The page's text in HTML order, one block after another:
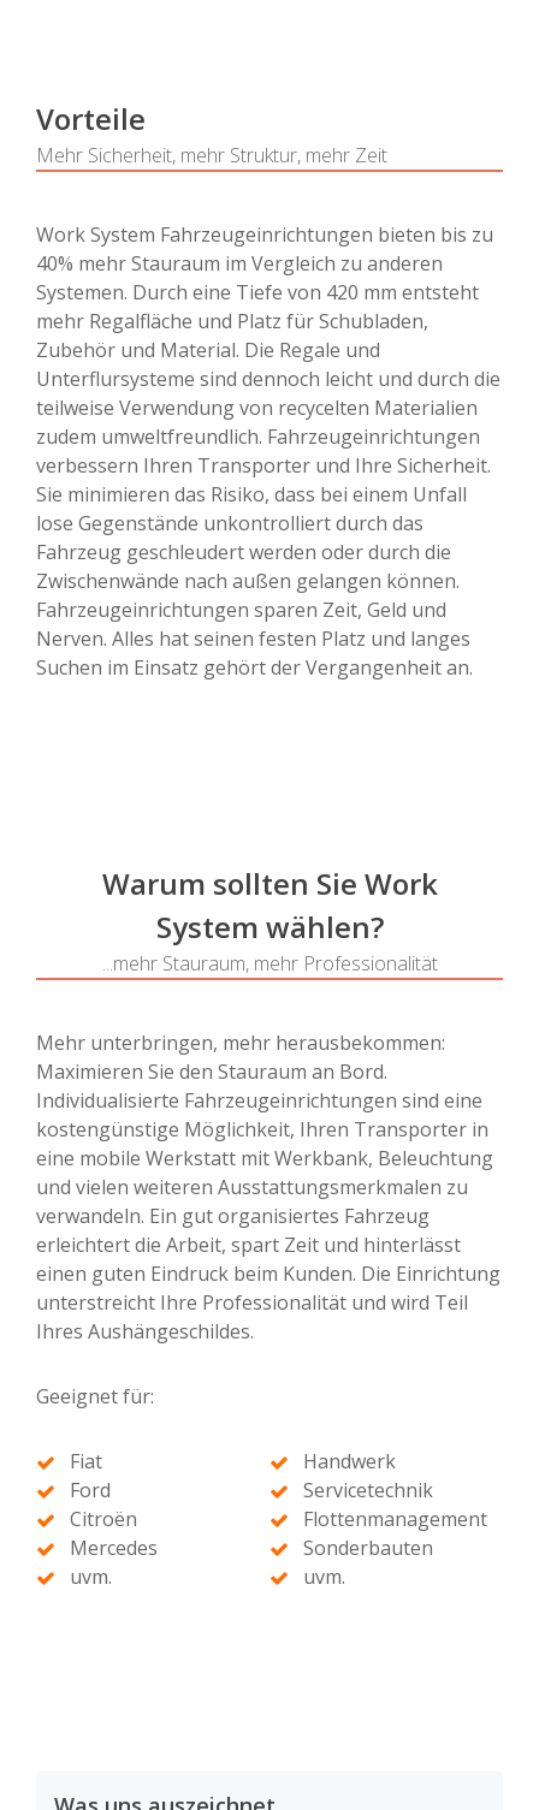
Vorteile
Mehr Sicherheit, mehr Struktur, mehr Zeit
Work System Fahrzeugeinrichtungen bieten bis zu
40% mehr Stauraum im Vergleich zu anderen
Systemen. Durch eine Tiefe von 420 mm entsteht
mehr Regalfläche und Platz für Schubladen,
Zubehör und Material. Die Regale und
Unterflursysteme sind dennoch leicht und durch die
teilweise Verwendung von recycelten Materialien
zudem umweltfreundlich. Fahrzeugeinrichtungen
verbessern Ihren Transporter und Ihre Sicherheit.
Sie minimieren das Risiko, dass bei einem Unfall
lose Gegenstände unkontrolliert durch das
Fahrzeug geschleudert werden oder durch die
Zwischenwände nach außen gelangen können.
Fahrzeugeinrichtungen sparen Zeit, Geld und
Nerven. Alles hat seinen festen Platz und langes
Suchen im Einsatz gehört der Vergangenheit an.
Warum sollten Sie Work
System wählen?
...mehr Stauraum, mehr Professionalität
Mehr unterbringen, mehr herausbekommen:
Maximieren Sie den Stauraum an Bord.
Individualisierte Fahrzeugeinrichtungen sind eine
kostengünstige Möglichkeit, Ihren Transporter in
eine mobile Werkstatt mit Werkbank, Beleuchtung
und vielen weiteren Ausstattungsmerkmalen zu
verwandeln. Ein gut organisiertes Fahrzeug
erleichtert die Arbeit, spart Zeit und hinterlässt
einen guten Eindruck beim Kunden. Die Einrichtung
unterstreicht Ihre Professionalität und wird Teil
Ihres Aushängeschildes.
Geeignet für:
Fiat
Ford
Citroën
Mercedes
uvm.
Handwerk
Servicetechnik
Flottenmanagement
Sonderbauten
uvm.